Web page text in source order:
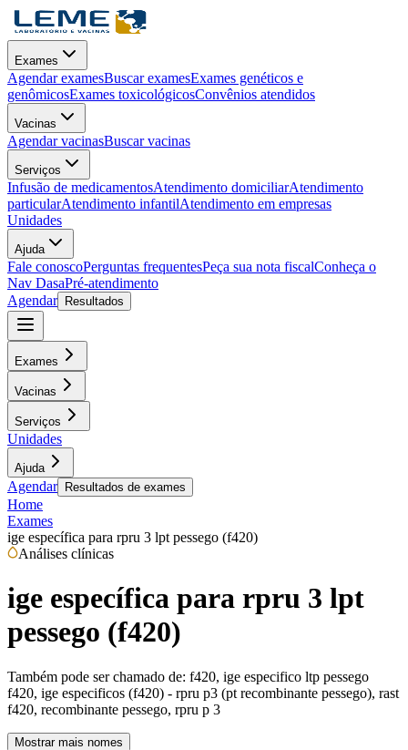
Exames
Agendar examesBuscar examesExames genéticos e
genômicosExames toxicológicosConvênios atendidos
Vacinas
Agendar vacinasBuscar vacinas
Serviços
Infusão de medicamentosAtendimento domiciliarAtendimento
particularAtendimento infantilAtendimento em empresas
Unidades
Ajuda
Fale conoscoPerguntas frequentesPeça sua nota fiscalConheça o
Nav DasaPré-atendimento
Agendar
Resultados
Exames
Vacinas
Serviços
Unidades
Ajuda
Agendar Resultados de exames
Home
Exames
ige específica para rpru 3 lpt pessego (f420)
Análises clínicas
ige específica para rpru 3 lpt
pessego (f420)
Também pode ser chamado de: f420, ige especifico ltp pessego
f420, ige especificos (f420) - rpru p3 (pt recombinante pessego), rast
f420, recombinante pessego, rpru p 3
Mostrar mais nomes